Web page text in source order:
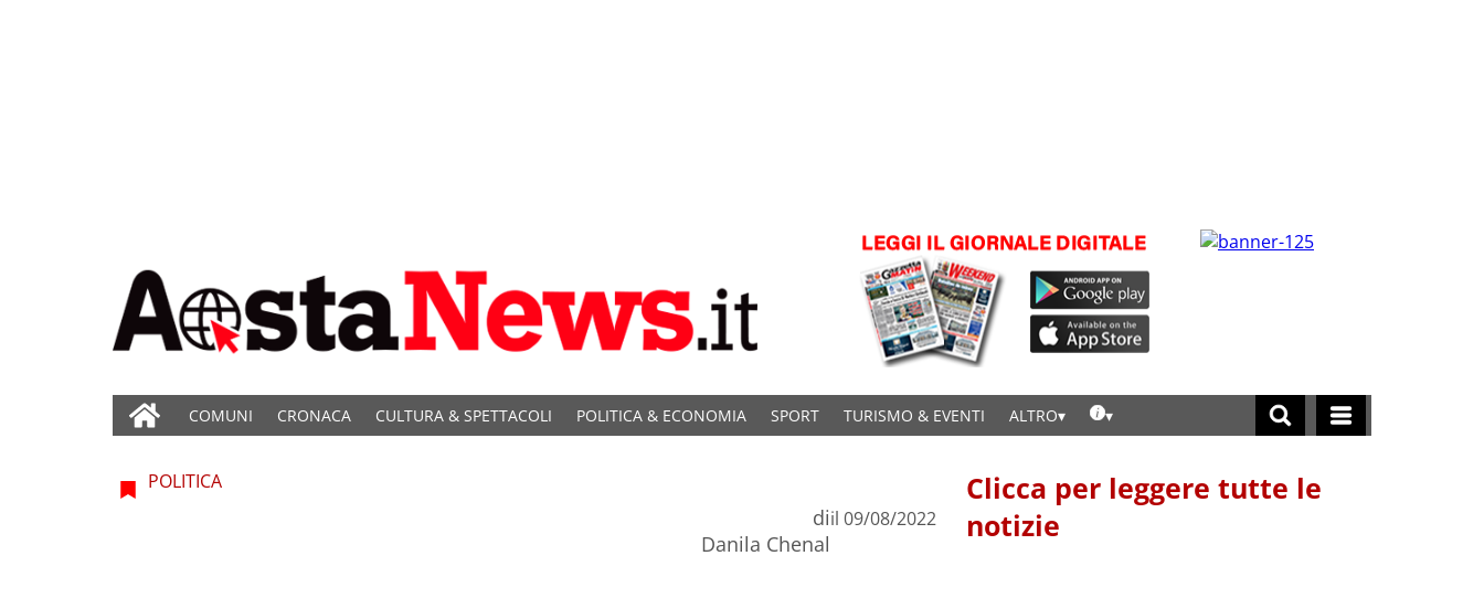
COMUNI CRONACA CULTURA & SPETTACOLI POLITICA & ECONOMIA SPORT TURISMO & EVENTI ALTRO
POLITICA
di
Danila Chenal
il 09/08/2022
Clicca per leggere tutte le
notizie